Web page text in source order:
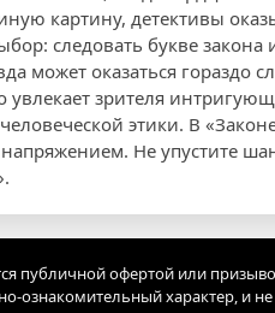
картину, детективы
следовать букве
может оказаться гораздо
увлекает зрителя
этики. В
Не упустите
публичной офертой или
ознакомительный характер, и